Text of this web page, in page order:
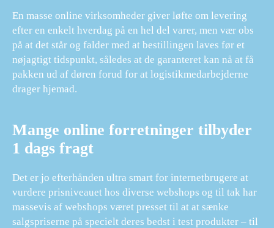
En masse online virksomheder giver løfte om levering
efter en enkelt hverdag på en hel del varer, men vær obs
på at det står og falder med at bestillingen laves før et
nøjagtigt tidspunkt, således at de garanteret kan nå at få
pakken ud af døren forud for at logistikmedarbejderne
drager hjemad.
Mange online forretninger tilbyder
1 dags fragt
Det er jo efterhånden ultra smart for internetbrugere at
vurdere prisniveauet hos diverse webshops og til tak har
massevis af webshops været presset til at at sænke
salgspriserne på specielt deres bedst i test produkter – til